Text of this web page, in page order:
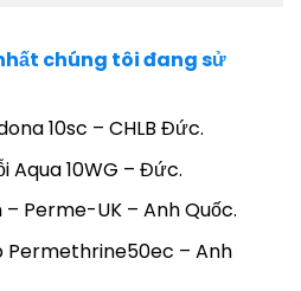
chúng tôi đang sử
10sc – CHLB Đức.
Aqua 10WG – Đức.
Perme-UK – Anh Quốc.
Permethrine50ec – Anh